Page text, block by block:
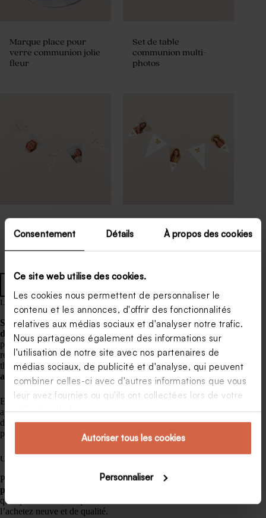
Consentement Détails À propos des cookies
Ce site web utilise des cookies.
Les cookies nous permettent de personnaliser le
contenu et les annonces, d'offrir des fonctionnalités
relatives aux médias sociaux et d'analyser notre trafic.
Nous partageons également des informations sur
l'utilisation de notre site avec nos partenaires de
médias sociaux, de publicité et d'analyse, qui peuvent
combiner celles-ci avec d'autres informations que vous
leur avez fournies ou qu'ils ont collectées lors de votre
utilisation de leurs services.
Autoriser tous les cookies
Personnaliser
Marque place pour
verre communion jolie
fleur
Set de table
communion multi-
photos
effet vintage
joli noeud
Les décorations d’occasion
Sur internet, dans les brocantes ou les boutiques
d’occasion
, vous trouverez mille et une choses à petit prix qui
pourraient bien vous servir pour la décoration du lieu de
réception ainsi que de la table. Vous pouvez même choisir le
thème “vintage” pour cette communion et ainsimettre en
avant quelques objets anciens récupérés
En ligne, beaucoup de personnes vendent de la décoration
ayant servi une fois pour une fête. Véritable caverne
d’Alibaba, ces sites regorgent depépites à petit prixet vous
permettent de créer une décoration unique et moderne.
Une tenue de communion pour un petit budget
Pour la cérémonie, votre enfant aura certainement besoin de
porter une aube de communion
qu’il portera une fois peut extrêmement coûter cher si vous
l’achetez neuve et de qualité.